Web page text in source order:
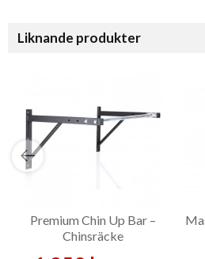
Liknande produkter
Premium Chin Up Bar –
Chinsräcke